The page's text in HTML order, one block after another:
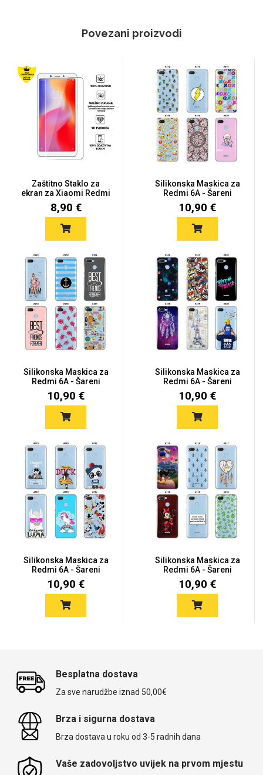
Povezani proizvodi
Zaštitno Staklo za
ekran za Xiaomi Redmi
6A (2...
8,90 €
Silikonska Maskica za
Redmi 6A - Šareni
motivi
10,90 €
Silikonska Maskica za
Redmi 6A - Šareni
motivi
10,90 €
Silikonska Maskica za
Redmi 6A - Šareni
motivi
10,90 €
Silikonska Maskica za
Redmi 6A - Šareni
motivi
10,90 €
Silikonska Maskica za
Redmi 6A - Šareni
motivi
10,90 €
Besplatna dostava
Za sve narudžbe iznad 50,00€
Brza i sigurna dostava
Brza dostava u roku od 3-5 radnih dana
Vaše zadovoljstvo uvijek na prvom mjestu